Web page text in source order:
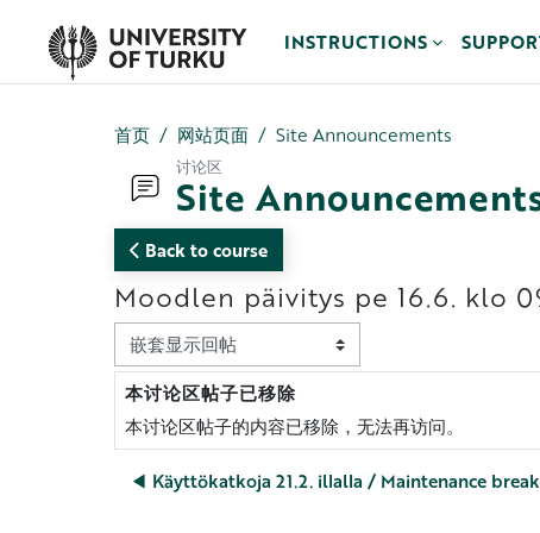
INSTRUCTIONS
首页 网站页面 Site Announcements
讨论区
Site
Back to course
Moodlen päivitys pe 16.6. klo
显示模式
本讨论区帖子已移除
回帖数：0
本讨论区帖子的内容已移除，无法再访问。
◀︎ Käyttökatkoja 21.2. illalla / Maintenance break